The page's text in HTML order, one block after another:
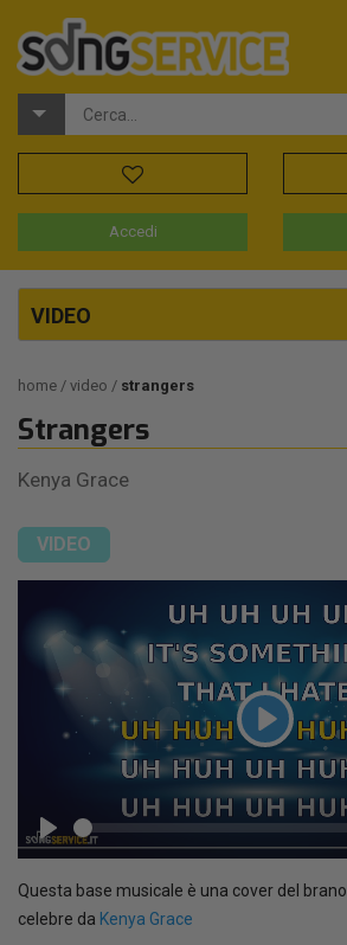
Accedi
VIDEO
home video strangers
Strangers
Kenya Grace
VIDEO
Play
Play
Seek
Questa base musicale è una cover del brano
celebre da Kenya Grace